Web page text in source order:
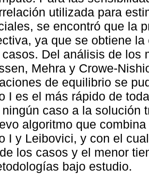
utilizada para
se encontró que la
ya que se obtiene
casos. Del análisis de los
Mehra y Crowe-
de equilibrio se
I es el más rápido de
ningún caso a la solución
algoritmo que
I y Leibovici, y con el
los casos y el menor
bajo estudio.